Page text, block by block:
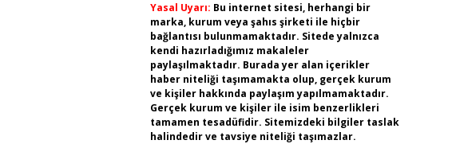
Yasal Uyarı: Bu internet sitesi, herhangi bir
marka, kurum veya şahıs şirketi ile hiçbir
bağlantısı bulunmamaktadır. Sitede yalnızca
kendi hazırladığımız makaleler
paylaşılmaktadır. Burada yer alan içerikler
haber niteliği taşımamakta olup, gerçek kurum
ve kişiler hakkında paylaşım yapılmamaktadır.
Gerçek kurum ve kişiler ile isim benzerlikleri
tamamen tesadüfidir. Sitemizdeki bilgiler taslak
halindedir ve tavsiye niteliği taşımazlar.